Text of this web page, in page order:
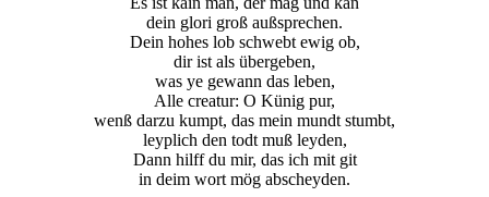
dein glori groß außsprechen.
Dein hohes lob schwebt ewig ob,
dir ist als übergeben,
was ye gewann das leben,
Alle creatur: O Künig pur,
wenß darzu kumpt, das mein mundt stumbt,
leyplich den todt muß leyden,
Dann hilff du mir, das ich mit git
in deim wort mög abscheyden.